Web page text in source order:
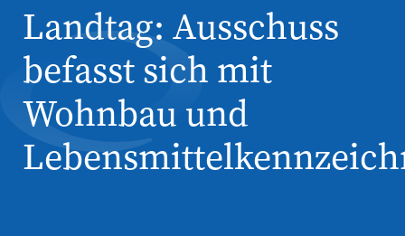
Landtag: Ausschuss
befasst sich mit
Wohnbau und